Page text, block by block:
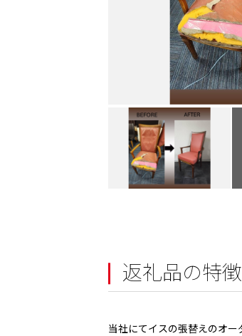
返礼品の特徴
当社にてイスの張替えのオー